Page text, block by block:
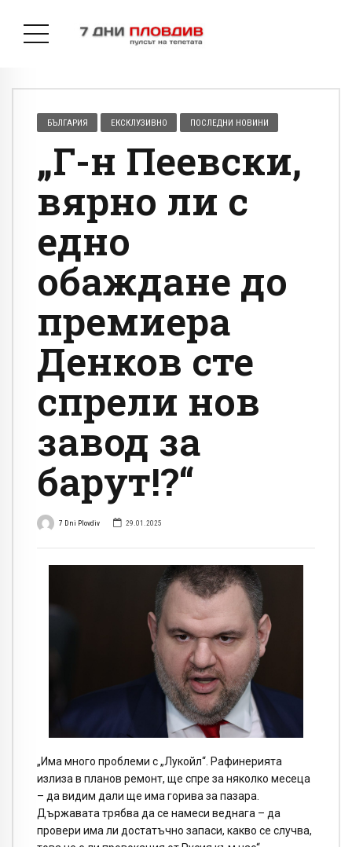
БЪЛГАРИЯ ЕКСКЛУЗИВНО ПОСЛЕДНИ НОВИНИ
„Г-н Пеевски,
вярно ли с
едно
обаждане до
премиера
Денков сте
спрели нов
завод за
барут!?“
7 Dni Plovdiv 29.01.2025
„Има много проблеми с „Лукойл“. Рафинерията
излиза в планов ремонт, ще спре за няколко месеца
– да видим дали ще има горива за пазара.
Държавата трябва да се намеси веднага – да
провери има ли достатъчно запаси, какво се случва,